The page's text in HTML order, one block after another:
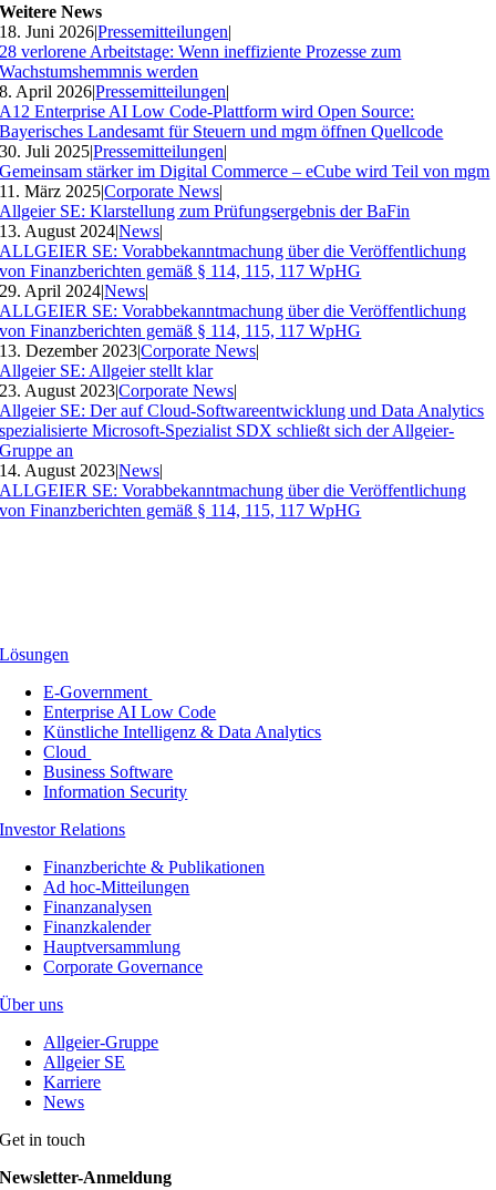
Weitere News
18. Juni 2026|Pressemitteilungen|
28 verlorene Arbeitstage: Wenn ineffiziente Prozesse zum
Wachstumshemmnis werden
8. April 2026|Pressemitteilungen|
A12 Enterprise AI Low Code-Plattform wird Open Source:
Bayerisches Landesamt für Steuern und mgm öffnen Quellcode
30. Juli 2025|Pressemitteilungen|
Gemeinsam stärker im Digital Commerce – eCube wird Teil von mgm
11. März 2025|Corporate News|
Allgeier SE: Klarstellung zum Prüfungsergebnis der BaFin
13. August 2024|News|
ALLGEIER SE: Vorabbekanntmachung über die Veröffentlichung
von Finanzberichten gemäß § 114, 115, 117 WpHG
29. April 2024|News|
ALLGEIER SE: Vorabbekanntmachung über die Veröffentlichung
von Finanzberichten gemäß § 114, 115, 117 WpHG
13. Dezember 2023|Corporate News|
Allgeier SE: Allgeier stellt klar
23. August 2023|Corporate News|
Allgeier SE: Der auf Cloud-Softwareentwicklung und Data Analytics
spezialisierte Microsoft-Spezialist SDX schließt sich der Allgeier-
Gruppe an
14. August 2023|News|
ALLGEIER SE: Vorabbekanntmachung über die Veröffentlichung
von Finanzberichten gemäß § 114, 115, 117 WpHG
Lösungen
E-Government
Enterprise AI Low Code
Künstliche Intelligenz & Data Analytics
Cloud
Business Software
Information Security
Investor Relations
Finanzberichte & Publikationen
Ad hoc-Mitteilungen
Finanzanalysen
Finanzkalender
Hauptversammlung
Corporate Governance
Über uns
Allgeier-Gruppe
Allgeier SE
Karriere
News
Get in touch
Newsletter-Anmeldung